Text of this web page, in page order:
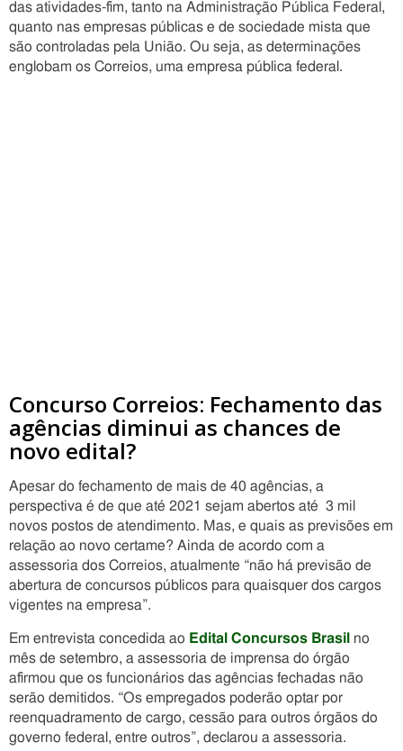
das atividades-fim, tanto na Administração Pública Federal,
quanto nas empresas públicas e de sociedade mista que
são controladas pela União. Ou seja, as determinações
englobam os Correios, uma empresa pública federal.
Concurso Correios: Fechamento das
agências diminui as chances de
novo edital?
Apesar do fechamento de mais de 40 agências, a
perspectiva é de que até 2021 sejam abertos até 3 mil
novos postos de atendimento. Mas, e quais as previsões em
relação ao novo certame? Ainda de acordo com a
assessoria dos Correios, atualmente “não há previsão de
abertura de concursos públicos para quaisquer dos cargos
vigentes na empresa”.
Em entrevista concedida ao Edital Concursos Brasil no
mês de setembro, a assessoria de imprensa do órgão
afirmou que os funcionários das agências fechadas não
serão demitidos. “Os empregados poderão optar por
reenquadramento de cargo, cessão para outros órgãos do
governo federal, entre outros”, declarou a assessoria.